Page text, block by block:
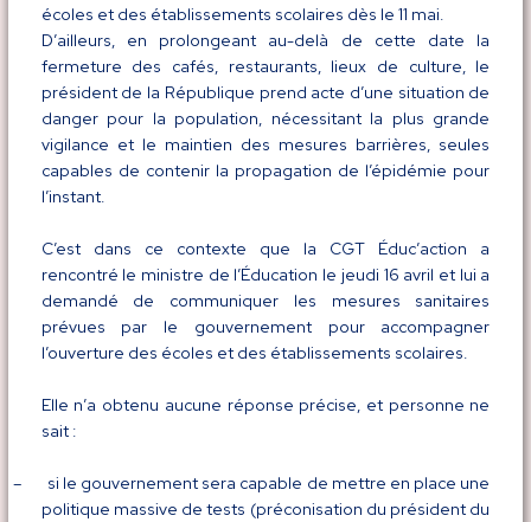
écoles et des établissements scolaires dès le 11 mai.
D’ailleurs, en prolongeant au-delà de cette date la
fermeture des cafés, restaurants, lieux de culture, le
président de la République prend acte d’une situation de
danger pour la population, nécessitant la plus grande
vigilance et le maintien des mesures barrières, seules
capables de contenir la propagation de l’épidémie pour
l’instant.
C’est dans ce contexte que la CGT Éduc’action a
rencontré le ministre de l’Éducation le jeudi 16 avril et lui a
demandé de communiquer les mesures sanitaires
prévues par le gouvernement pour accompagner
l’ouverture des écoles et des établissements scolaires.
Elle n’a obtenu aucune réponse précise, et personne ne
sait :
–
si le gouvernement sera capable de mettre en place une
politique massive de tests (préconisation du président du